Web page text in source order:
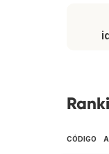
CÓDIGO